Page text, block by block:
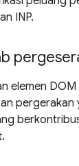
INP.
elemen